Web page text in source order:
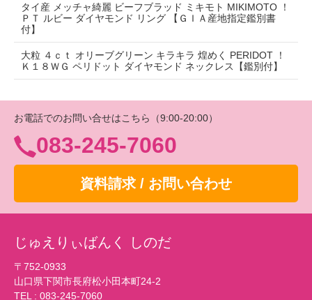
タイ産 メッチャ綺麗 ビーフブラッド ミキモト MIKIMOTO ！
ＰＴ ルビー ダイヤモンド リング 【ＧＩＡ産地指定鑑別書
付】
大粒 ４ｃｔ オリーブグリーン キラキラ 煌めく PERIDOT ！
Ｋ１８ＷＧ ペリドット ダイヤモンド ネックレス【鑑別付】
お電話でのお問い合せはこちら（9:00-20:00）
083-245-7060
資料請求 / お問い合わせ
じゅえりぃばんく しのだ
〒752-0933
山口県下関市長府松小田本町24-2
TEL : 083-245-7060